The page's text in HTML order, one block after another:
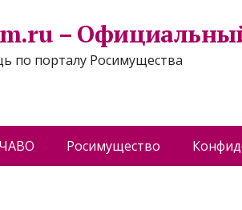
–
по порталу Росимущества
ЧАВО Росимущество